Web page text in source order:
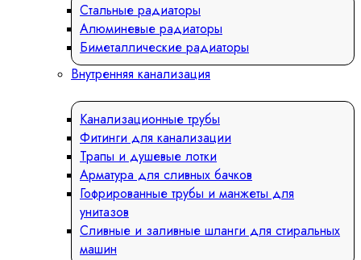
Стальные радиаторы
Алюминевые радиаторы
Биметаллические радиаторы
Внутренняя канализация
Канализационные трубы
Фитинги для канализации
Трапы и душевые лотки
Арматура для сливных бачков
Гофрированные трубы и манжеты для
унитазов
Сливные и заливные шланги для стиральных
машин